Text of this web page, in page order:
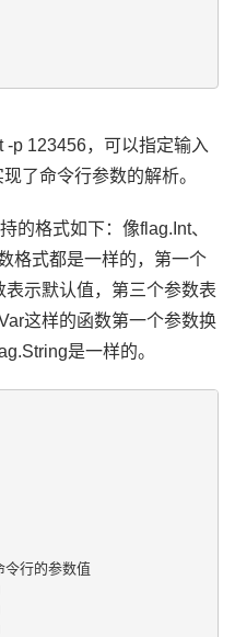
-p 123456，可以指定输入
了命令行参数的解析。
的格式如下：像flag.Int、
格式都是一样的，第一个
示默认值，第三个参数表
这样的函数第一个参数换
是一样的。
行的参数值